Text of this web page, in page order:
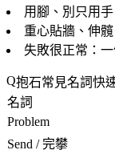
用腳、別只用手
重心貼牆、伸髖
失敗很正常 ：
抱石常見名詞快
名詞
Problem
Send / 完攀